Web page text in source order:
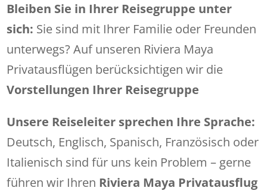
Bleiben Sie in Ihrer Reisegruppe unter
sich: Sie sind mit Ihrer Familie oder Freunden
unterwegs? Auf unseren Riviera Maya
Privatausflügen berücksichtigen wir die
Vorstellungen Ihrer Reisegruppe
Unsere Reiseleiter sprechen Ihre Sprache:
Deutsch, Englisch, Spanisch, Französisch oder
Italienisch sind für uns kein Problem – gerne
führen wir Ihren Riviera Maya Privatausflug